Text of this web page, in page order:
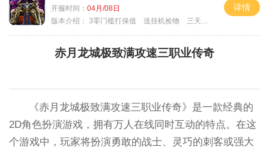
开服时间： 04月/08日
版本介绍： 3零门槛打保值 送挂机捡物 三天合区
详情
赤月龙城极致满攻速三职业传奇
《赤月龙城极致满攻速三职业传奇》是一款经典的
2D角色扮演游戏，拥有万人在线同时互动的特点。在这
个游戏中，玩家将扮演勇敢的战士、灵巧的刺客或强大